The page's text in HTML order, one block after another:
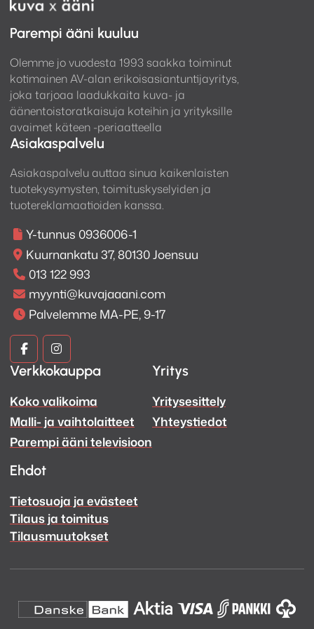
Parempi ääni kuuluu
Olemme jo vuodesta 1993 saakka toiminut
kotimainen AV-alan erikoisasiantuntijayritys,
joka tarjoaa laadukkaita kuva- ja
äänentoistoratkaisuja koteihin ja yrityksille
avaimet käteen -periaatteella
Asiakaspalvelu
Asiakaspalvelu auttaa sinua kaikenlaisten
tuotekysymysten, toimituskyselyiden ja
tuotereklamaatioiden kanssa.
Y-tunnus 0936006-1
Kuurnankatu 37, 80130 Joensuu
013 122 993
myynti@kuvajaaani.com
Palvelemme MA-PE, 9-17
Kuva
ja
Ääni
Facebook
Kuva
ja
Ääni
Instagram
Verkkokauppa
Koko valikoima
Malli- ja vaihtolaitteet
Parempi ääni televisioon
Yritys
Yritysesittely
Yhteystiedot
Ehdot
Tietosuoja ja evästeet
Tilaus ja toimitus
Tilausmuutokset